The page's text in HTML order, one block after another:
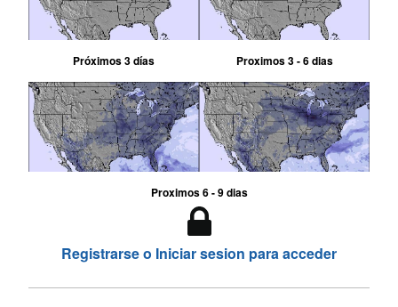
Próximos 3 días Proximos 3 - 6 dias
Proximos 6 - 9 dias
Registrarse o Iniciar sesion para acceder